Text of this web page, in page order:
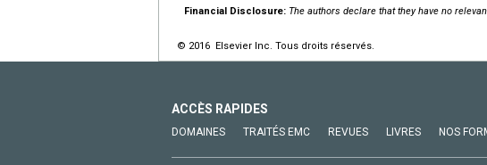
Financial Disclosure: The authors declare that they have no
© 2016 Elsevier Inc. Tous droits réservés.
ACCÈS RAPIDES
DOMAINES TRAITÉS EMC REVUES LIVRES NOS